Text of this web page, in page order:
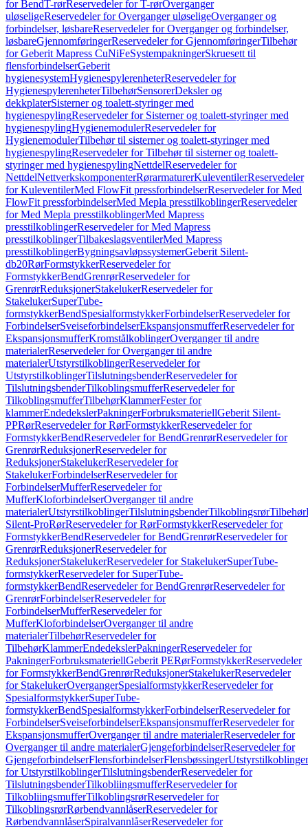
for BendT-rørReservedeler for T-rørOverganger
uløseligeReservedeler for Overganger uløseligeOverganger og
forbindelser, løsbareReservedeler for Overganger og forbindelser,
løsbareGjennomføringerReservedeler for GjennomføringerTilbehør
for Geberit Mapress CuNiFeSystempakningerSkruesett til
flensforbindelserGeberit
hygienesystemHygienespylerenheterReservedeler for
HygienespylerenheterTilbehørSensorerDeksler og
dekkplaterSisterner og toalett-styringer med
hygienespylingReservedeler for Sisterner og toalett-styringer med
hygienespylingHygienemodulerReservedeler for
HygienemodulerTilbehør til sisterner og toalett-styringer med
hygienespylingReservedeler for Tilbehør til sisterner og toalett-
styringer med hygienespylingNettdelReservedeler for
NettdelNettverkskomponenterRørarmaturerKuleventilerReservedeler
for KuleventilerMed FlowFit pressforbindelserReservedeler for Med
FlowFit pressforbindelserMed Mepla presstilkoblingerReservedeler
for Med Mepla presstilkoblingerMed Mapress
presstilkoblingerReservedeler for Med Mapress
presstilkoblingerTilbakeslagsventilerMed Mapress
presstilkoblingerBygningsavløpssystemerGeberit Silent-
db20RørFormstykkerReservedeler for
FormstykkerBendGrenrørReservedeler for
GrenrørReduksjonerStakelukerReservedeler for
StakelukerSuperTube-
formstykkerBendSpesialformstykkerForbindelserReservedeler for
ForbindelserSveiseforbindelserEkspansjonsmufferReservedeler for
EkspansjonsmufferKromstålkoblingerOverganger til andre
materialerReservedeler for Overganger til andre
materialerUtstyrstilkoblingerReservedeler for
UtstyrstilkoblingerTilslutningsbenderReservedeler for
TilslutningsbenderTilkoblingsmufferReservedeler for
TilkoblingsmufferTilbehørKlammerFester for
klammerEndedekslerPakningerForbruksmateriellGeberit Silent-
PPRørReservedeler for RørFormstykkerReservedeler for
FormstykkerBendReservedeler for BendGrenrørReservedeler for
GrenrørReduksjonerReservedeler for
ReduksjonerStakelukerReservedeler for
StakelukerForbindelserReservedeler for
ForbindelserMufferReservedeler for
MufferKloforbindelserOverganger til andre
materialerUtstyrstilkoblingerTilslutningsbenderTilkoblingsrørTilbehør
Silent-ProRørReservedeler for RørFormstykkerReservedeler for
FormstykkerBendReservedeler for BendGrenrørReservedeler for
GrenrørReduksjonerReservedeler for
ReduksjonerStakelukerReservedeler for StakelukerSuperTube-
formstykkerReservedeler for SuperTube-
formstykkerBendReservedeler for BendGrenrørReservedeler for
GrenrørForbindelserReservedeler for
ForbindelserMufferReservedeler for
MufferKloforbindelserOverganger til andre
materialerTilbehørReservedeler for
TilbehørKlammerEndedekslerPakningerReservedeler for
PakningerForbruksmateriellGeberit PERørFormstykkerReservedeler
for FormstykkerBendGrenrørReduksjonerStakelukerReservedeler
for StakelukerOvergangerSpesialformstykkerReservedeler for
SpesialformstykkerSuperTube-
formstykkerBendSpesialformstykkerForbindelserReservedeler for
ForbindelserSveiseforbindelserEkspansjonsmufferReservedeler for
EkspansjonsmufferOverganger til andre materialerReservedeler for
Overganger til andre materialerGjengeforbindelserReservedeler for
GjengeforbindelserFlensforbindelserFlensbøssingerUtstyrstilkoblinger
for UtstyrstilkoblingerTilslutningsbenderReservedeler for
TilslutningsbenderTilkobliingsmufferReservedeler for
TilkobliingsmufferTilkoblingsrørReservedeler for
TilkoblingsrørRørbendvannlåserReservedeler for
RørbendvannlåserSpiralvannlåserReservedeler for